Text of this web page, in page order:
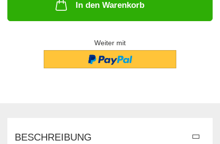
In den Warenkorb
Weiter mit
BESCHREIBUNG